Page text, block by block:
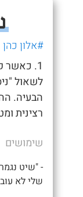
#אלון כהן
1. כאשר
לשאול
הבעיה.
רצינית
שימושים
- "שיט
שלי לא